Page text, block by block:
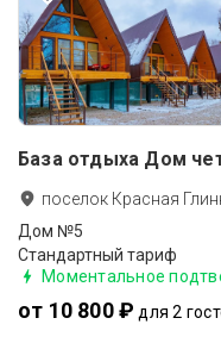
База отдыха Дом
поселок Красная
Дом №5
Стандартный тариф
Моментальное
от 10 800 ₽ для 2